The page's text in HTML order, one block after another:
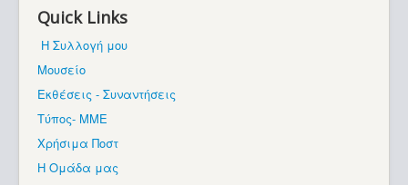
Quick Links
Η Συλλογή μου
Μουσείο
Εκθέσεις - Συναντήσεις
Τύπος- ΜΜΕ
Χρήσιμα Ποστ
Η Ομάδα μας